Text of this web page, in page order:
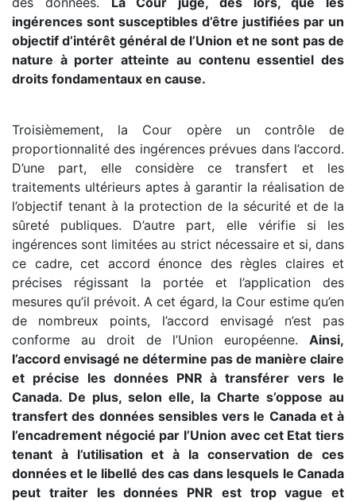
ingérences sont susceptibles d’être justifiées par un
objectif d’intérêt général de l’Union et ne sont pas de
nature à porter atteinte au contenu essentiel des
droits fondamentaux en cause.
Troisièmement, la Cour opère un contrôle de
proportionnalité des ingérences prévues dans l’accord.
D’une part, elle considère ce transfert et les
traitements ultérieurs aptes à garantir la réalisation de
l’objectif tenant à la protection de la sécurité et de la
sûreté publiques. D’autre part, elle vérifie si les
ingérences sont limitées au strict nécessaire et si, dans
ce cadre, cet accord énonce des règles claires et
précises régissant la portée et l’application des
mesures qu’il prévoit. A cet égard, la Cour estime qu’en
de nombreux points, l’accord envisagé n’est pas
conforme au droit de l’Union européenne. Ainsi,
l’accord envisagé ne détermine pas de manière claire
et précise les données PNR à transférer vers le
Canada. De plus, selon elle, la Charte s’oppose au
transfert des données sensibles vers le Canada et à
l’encadrement négocié par l’Union avec cet Etat tiers
tenant à l’utilisation et à la conservation de ces
données et le libellé des cas dans lesquels le Canada
peut traiter les données PNR est trop vague et